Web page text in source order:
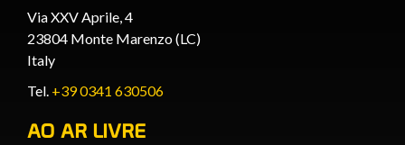
Via XXV Aprile, 4
23804 Monte Marenzo (LC)
Italy
Tel. +39 0341 630506
AO AR LIVRE